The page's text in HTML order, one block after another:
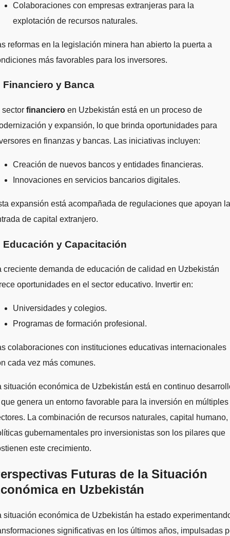
Colaboraciones con empresas extranjeras para la
explotación de recursos naturales.
reformas en la legislación minera han abierto la puerta a
más favorables para los inversores.
Financiero y Banca
sector financiero en Uzbekistán está en un proceso de
y expansión, lo que brinda oportunidades para
en finanzas y bancas. Las iniciativas incluyen:
Creación de nuevos bancos y entidades financieras.
Innovaciones en servicios bancarios digitales.
expansión está acompañada de regulaciones que apoyan la
de capital extranjero.
Educación y Capacitación
creciente demanda de educación de calidad en Uzbekistán
oportunidades en el sector educativo. Invertir en:
Universidades y colegios.
Programas de formación profesional.
colaboraciones con instituciones educativas internacionales
cada vez más comunes.
situación económica de Uzbekistán está en continuo
genera un entorno favorable para la inversión en múltiples
La combinación de recursos naturales, capital humano,
gubernamentales pro inversionistas son los pilares que
este crecimiento.
Futuras de la Situación
en Uzbekistán
situación económica de Uzbekistán ha estado
significativas en los últimos años, impulsadas